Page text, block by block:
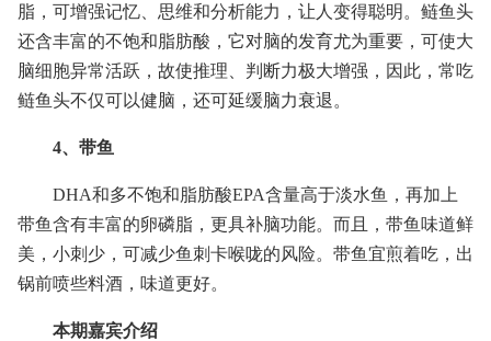
脂，可增强记忆、思维和分析能力，让人变得聪明。鲢鱼头
还含丰富的不饱和脂肪酸，它对脑的发育尤为重要，可使大
脑细胞异常活跃，故使推理、判断力极大增强，因此，常吃
鲢鱼头不仅可以健脑，还可延缓脑力衰退。
4、带鱼
DHA和多不饱和脂肪酸EPA含量高于淡水鱼，再加上
带鱼含有丰富的卵磷脂，更具补脑功能。而且，带鱼味道鲜
美，小刺少，可减少鱼刺卡喉咙的风险。带鱼宜煎着吃，出
锅前喷些料酒，味道更好。
本期嘉宾介绍